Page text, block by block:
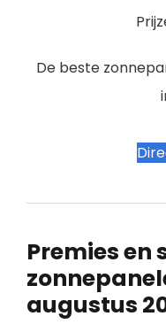
De beste
Premies en
augustus